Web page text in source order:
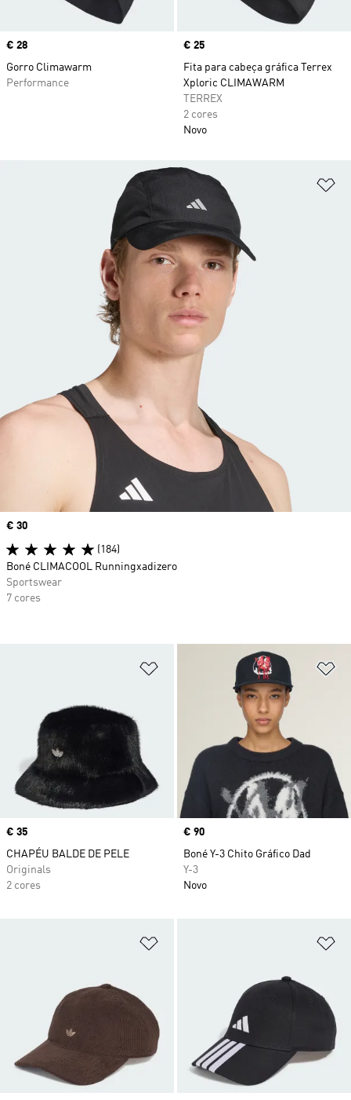
Price
€ 28
Gorro Climawarm
Performance
Price
€ 25
Fita para cabeça gráfica Terrex
Xploric CLIMAWARM
TERREX
2 cores
Novo
Adicionar à Lista de Desejos
Price
€ 35
CHAPÉU BALDE DE PELE
Originals
2 cores
Price
€ 90
Boné Y-3 Chito Gráfico Dad
Y-3
Novo
Price
€ 30
(184)
Boné CLIMACOOL Runningxadizero
Sportswear
7 cores